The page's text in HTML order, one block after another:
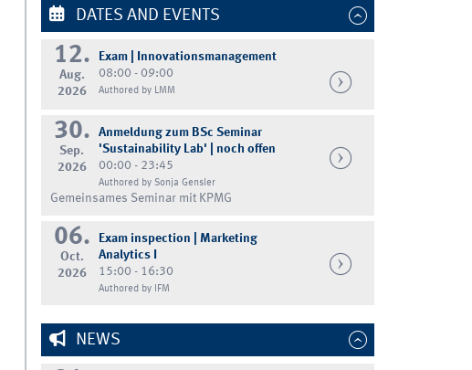
DATES AND EVENTS
12.
Aug.
2026
Exam | Innovationsmanagement
08:00 - 09:00
Authored by LMM
30.
Sep.
2026
Anmeldung zum BSc Seminar
'Sustainability Lab' | noch offen
00:00 - 23:45
Authored by Sonja Gensler
Gemeinsames Seminar mit KPMG
06.
Oct.
2026
Exam inspection | Marketing
Analytics I
15:00 - 16:30
Authored by IFM
NEWS